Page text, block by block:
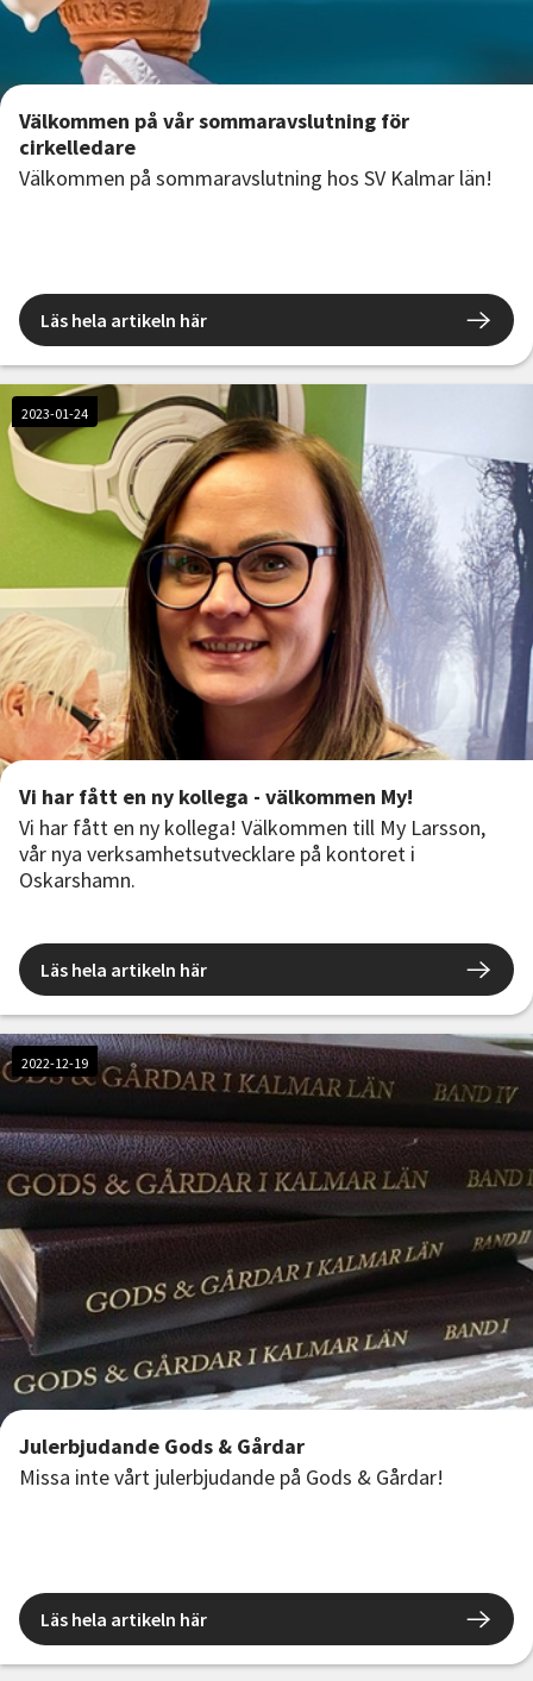
Välkommen på vår sommaravslutning för
cirkelledare
Välkommen på sommaravslutning hos SV Kalmar län!
Läs hela artikeln här
2023-01-24
Vi har fått en ny kollega - välkommen My!
Vi har fått en ny kollega! Välkommen till My Larsson,
vår nya verksamhetsutvecklare på kontoret i
Oskarshamn.
Läs hela artikeln här
2022-12-19
Julerbjudande Gods & Gårdar
Missa inte vårt julerbjudande på Gods & Gårdar!
Läs hela artikeln här